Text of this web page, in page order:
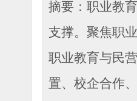
摘要：职业教
支撑。聚焦职
职业教育与民
置、校企合作